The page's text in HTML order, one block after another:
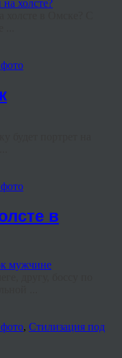
в
, Стилизация под